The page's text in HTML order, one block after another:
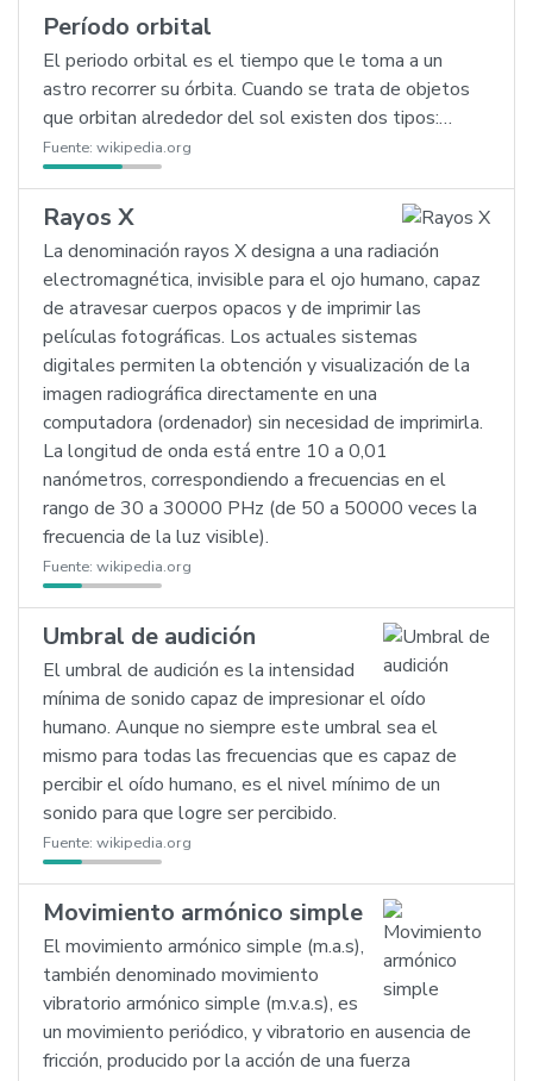
Período orbital
El periodo orbital es el tiempo que le toma a un
astro recorrer su órbita. Cuando se trata de objetos
que orbitan alrededor del sol existen dos tipos:…
Fuente: wikipedia.org
Rayos X
La denominación rayos X designa a una radiación
electromagnética, invisible para el ojo humano, capaz
de atravesar cuerpos opacos y de imprimir las
películas fotográficas. Los actuales sistemas
digitales permiten la obtención y visualización de la
imagen radiográfica directamente en una
computadora (ordenador) sin necesidad de imprimirla.
La longitud de onda está entre 10 a 0,01
nanómetros, correspondiendo a frecuencias en el
rango de 30 a 30000 PHz (de 50 a 50000 veces la
frecuencia de la luz visible).
Fuente: wikipedia.org
Umbral de audición
El umbral de audición es la intensidad
mínima de sonido capaz de impresionar el oído
humano. Aunque no siempre este umbral sea el
mismo para todas las frecuencias que es capaz de
percibir el oído humano, es el nivel mínimo de un
sonido para que logre ser percibido.
Fuente: wikipedia.org
Movimiento armónico simple
El movimiento armónico simple (m.a.s),
también denominado movimiento
vibratorio armónico simple (m.v.a.s), es
un movimiento periódico, y vibratorio en ausencia de
fricción, producido por la acción de una fuerza